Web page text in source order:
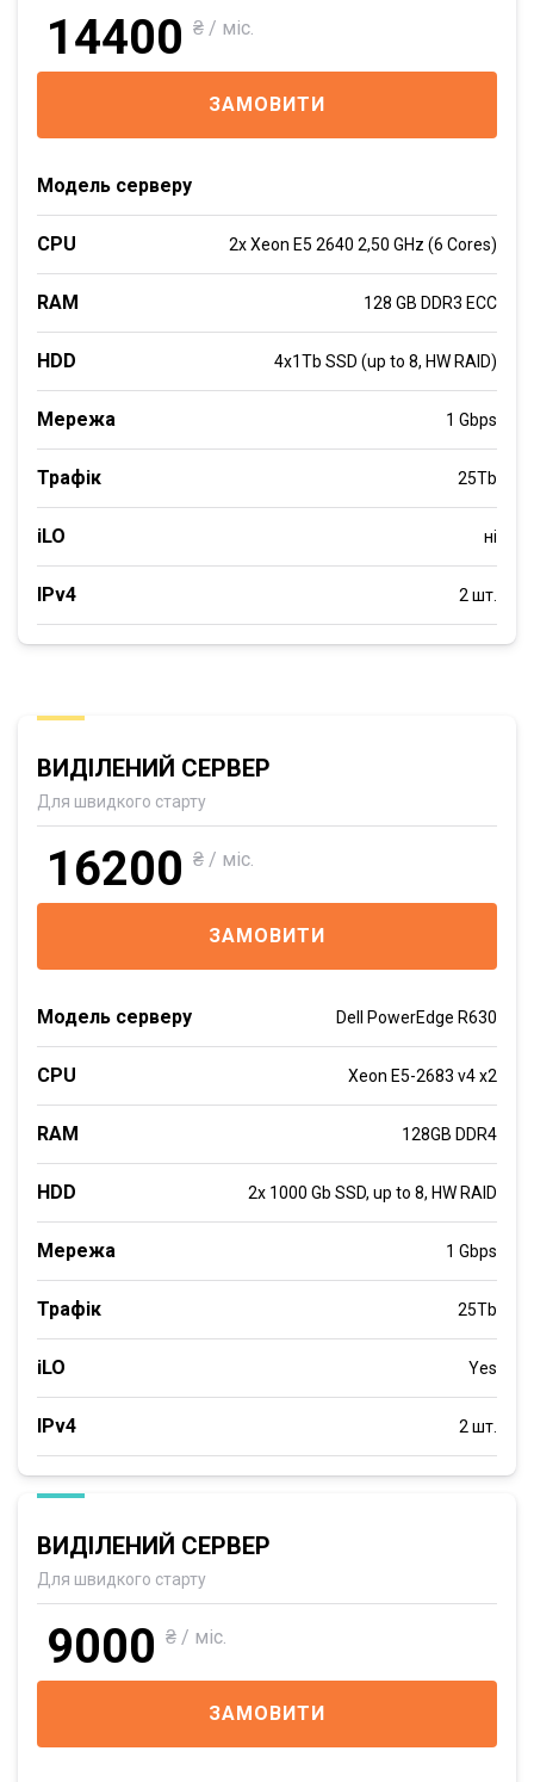
14400 ₴ / міс.
ЗАМОВИТИ
Модель серверу
CPU 2x Xeon E5 2640 2,50 GHz (6 Cores)
RAM 128 GB DDR3 ECC
HDD 4x1Tb SSD (up to 8, HW RAID)
Мережа 1 Gbps
Трафік 25Tb
iLO ні
IPv4 2 шт.
ВИДІЛЕНИЙ СЕРВЕР
Для швидкого старту
16200 ₴ / міс.
ЗАМОВИТИ
Модель серверу Dell PowerEdge R630
CPU Xeon E5-2683 v4 x2
RAM 128GB DDR4
HDD 2x 1000 Gb SSD, up to 8, HW RAID
Мережа 1 Gbps
Трафік 25Tb
iLO Yes
IPv4 2 шт.
ВИДІЛЕНИЙ СЕРВЕР
Для швидкого старту
9000 ₴ / міс.
ЗАМОВИТИ